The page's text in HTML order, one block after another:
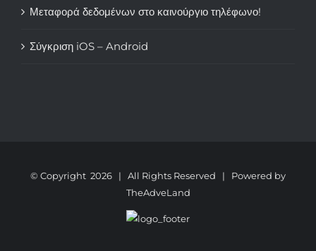
Μεταφορά δεδομένων στο καινούργιο τηλέφωνο!
Σύγκριση iOS – Android
© Copyright 2026 | All Rights Reserved | Powered by
TheAdveLand